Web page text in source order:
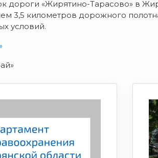
дороги «Жирятино-Тарасово» в
3,5 километров дорожного
условий.